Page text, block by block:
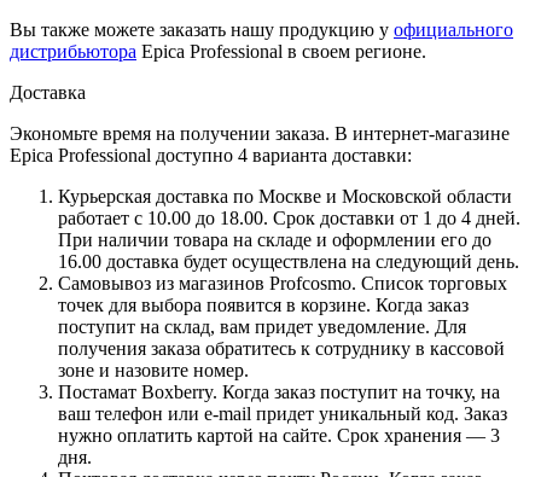
Вы также можете заказать нашу продукцию у официального
дистрибьютора Epica Professional в своем регионе.
Доставка
Экономьте время на получении заказа. В интернет-магазине
Epica Professional доступно 4 варианта доставки:
Курьерская доставка по Москве и Московской области
работает с 10.00 до 18.00. Срок доставки от 1 до 4 дней.
При наличии товара на складе и оформлении его до
16.00 доставка будет осуществлена на следующий день.
Самовывоз из магазинов Profcosmo. Список торговых
точек для выбора появится в корзине. Когда заказ
поступит на склад, вам придет уведомление. Для
получения заказа обратитесь к сотруднику в кассовой
зоне и назовите номер.
Постамат Boxberry. Когда заказ поступит на точку, на
ваш телефон или e-mail придет уникальный код. Заказ
нужно оплатить картой на сайте. Срок хранения — 3
дня.